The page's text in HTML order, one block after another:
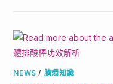
NEWS / 臍燭知識